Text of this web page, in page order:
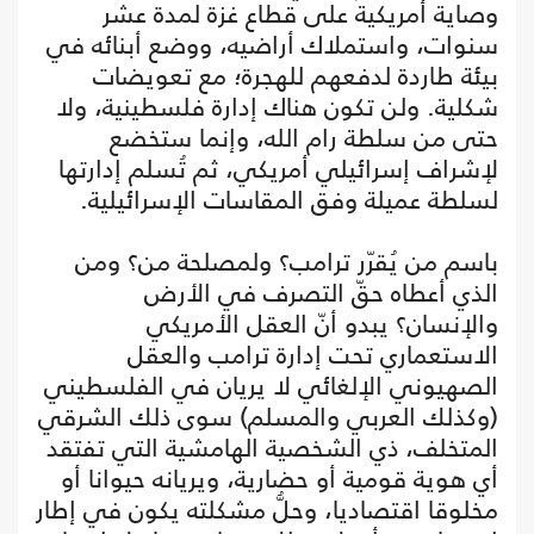
وصاية أمريكية على قطاع غزة لمدة عشر
سنوات، واستملاك أراضيه، ووضع أبنائه في
بيئة طاردة لدفعهم للهجرة؛ مع تعويضات
شكلية. ولن تكون هناك إدارة فلسطينية، ولا
حتى من سلطة رام الله، وإنما ستخضع
لإشراف إسرائيلي أمريكي، ثم تُسلم إدارتها
لسلطة عميلة وفق المقاسات الإسرائيلية.
باسم من يُقرّر ترامب؟ ولمصلحة من؟ ومن
الذي أعطاه حقّ التصرف في الأرض
والإنسان؟ يبدو أنّ العقل الأمريكي
الاستعماري تحت إدارة ترامب والعقل
الصهيوني الإلغائي لا يريان في الفلسطيني
(وكذلك العربي والمسلم) سوى ذلك الشرقي
المتخلف، ذي الشخصية الهامشية التي تفتقد
أي هوية قومية أو حضارية، ويريانه حيوانا أو
مخلوقا اقتصاديا، وحلُّ مشكلته يكون في إطار